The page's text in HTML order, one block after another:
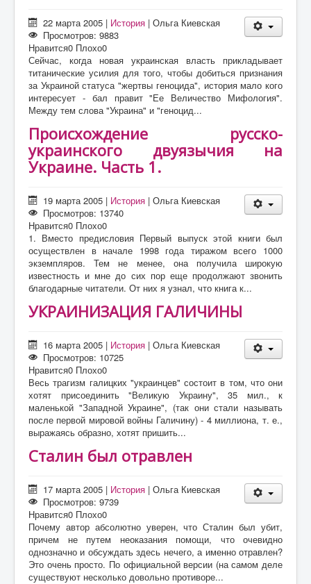
22 марта 2005 | История |Ольга Киевская
Просмотров: 9883
Нравится0 Плохо0
Сейчас, когда новая украинская власть прикладывает
титанические усилия для того, чтобы добиться признания
за Украиной статуса "жертвы геноцида", история мало кого
интересует - бал правит "Ее Величество Мифология".
Между тем слова "Украина" и "геноцид...
Происхождение русско-
украинского двуязычия на
Украине. Часть 1.
19 марта 2005 | История |Ольга Киевская
Просмотров: 13740
Нравится0 Плохо0
1. Вместо предисловия Первый выпуск этой книги был
осуществлен в начале 1998 года тиражом всего 1000
экземпляров. Тем не менее, она получила широкую
известность и мне до сих пор еще продолжают звонить
благодарные читатели. От них я узнал, что книга к...
УКРАИНИЗАЦИЯ ГАЛИЧИНЫ
16 марта 2005 | История |Ольга Киевская
Просмотров: 10725
Нравится0 Плохо0
Весь трагизм галицких "украинцев" состоит в том, что они
хотят присоединить "Великую Украину", 35 мил., к
маленькой "Западной Украине", (так они стали называть
после первой мировой войны Галичину) - 4 миллиона, т. е.,
выражаясь образно, хотят пришить...
Сталин был отравлен
17 марта 2005 | История |Ольга Киевская
Просмотров: 9739
Нравится0 Плохо0
Почему автор абсолютно уверен, что Сталин был убит,
причем не путем неоказания помощи, что очевидно
однозначно и обсуждать здесь нечего, а именно отравлен?
Это очень просто. По официальной версии (на самом деле
существуют несколько довольно противоре...